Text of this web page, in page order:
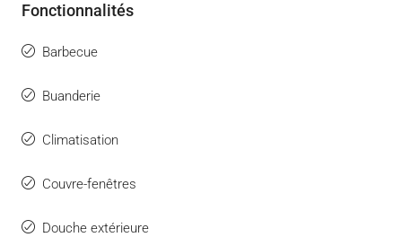
Fonctionnalités
Barbecue
Buanderie
Climatisation
Couvre-fenêtres
Douche extérieure